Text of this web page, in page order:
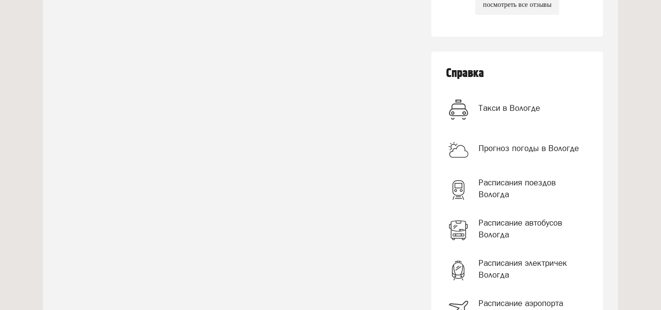
посмотреть все отзывы
Справка
Такси в Вологде
Прогноз погоды в Вологде
Расписания поездов
Вологда
Расписание автобусов
Вологда
Расписания электричек
Вологда
Расписание аэропорта